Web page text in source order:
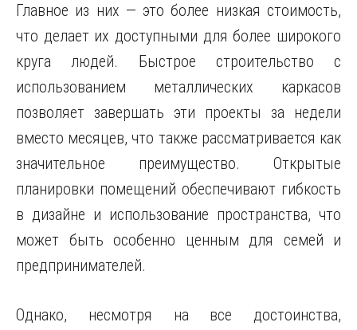
Главное из них — это более низкая стоимость,
что делает их доступными для более широкого
круга людей. Быстрое строительство с
использованием металлических каркасов
позволяет завершать эти проекты за недели
вместо месяцев, что также рассматривается как
значительное преимущество. Открытые
планировки помещений обеспечивают гибкость
в дизайне и использование пространства, что
может быть особенно ценным для семей и
предпринимателей.
Однако, несмотря на все достоинства,